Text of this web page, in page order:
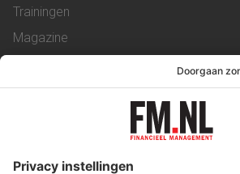
Trainingen
Magazine
Service & Contact
Werken bij ons